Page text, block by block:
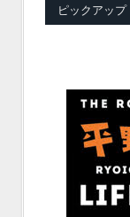
ピックアップ